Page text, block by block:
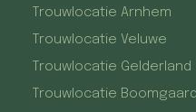
Trouwlocatie Arnhem
Trouwlocatie Veluwe
Trouwlocatie Gelderland
Trouwlocatie Boomgaard